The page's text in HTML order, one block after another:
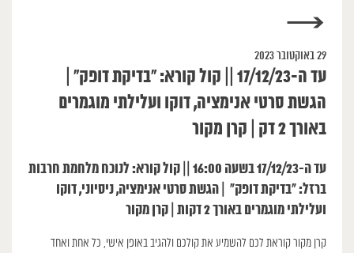
→
29 באוקטובר 2023
עד ה-17/12/23 || קול קורא: ״בדיקת דופק״ |
הגשת סרטי אנימציה, דוקו ועלילתי מוגמרים
באורך 2 דק | קרן מקור
עד ה-17/12/23 בשעה 16:00 || קול קורא: לנוכח מלחמת חרבות
ברזל: ״בדיקת דופק״ | הגשת סרטי אנימציה, ניסיוני, דוקו
ועלילתי מוגמרים באורך 2 דקות | קרן מקור
קרן מקור קוראת לכם להשמיע את קולכם ולהגיב באופן אישי, כל אחת ואחד